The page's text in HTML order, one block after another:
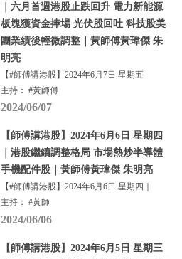
｜六月首週港股止跌回升 電力新能源
板塊獲資金捧場 光伏股回吐 科技股美
團業績後輕微調整｜黃師傅黃瑋傑 朱
明亮
【#師傅講港股】2024年6月7日 星期五
主持： #黃師傅
2024/06/07
【師傅講港股】2024年6月6日 星期四
｜港股繼續調整格局 市場熱炒半導體
手機配件股｜黃師傅黃瑋傑 朱明亮
【#師傅講港股】2024年6月6日 星期四｜
主持： #黃師
2024/06/06
【師傅講港股】2024年6月5日 星期三